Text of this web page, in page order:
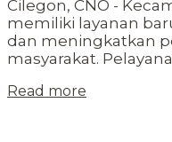
Cilegon, CNO -
memiliki layanan
dan meningkatkan
masyarakat.
Read more